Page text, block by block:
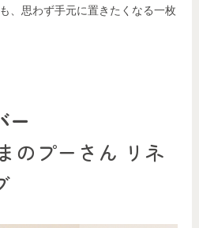
、思わず手元に置きたくなる一枚
ー
のプーさん リネ